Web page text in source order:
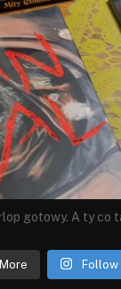
gotowy. A ty co
Follow